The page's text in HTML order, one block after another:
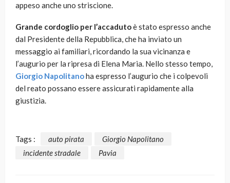
appeso anche uno striscione.
Grande cordoglio per l’accadutoè stato espresso anche
dal Presidente della Repubblica, che ha inviato un
messaggio ai familiari, ricordando la sua vicinanza e
l’augurio per la ripresa di Elena Maria. Nello stesso tempo,
Giorgio Napolitanoha espresso l’augurio che i colpevoli
del reato possano essere assicurati rapidamente alla
giustizia.
Tags : auto pirata
Giorgio Napolitano
incidente stradale
Pavia